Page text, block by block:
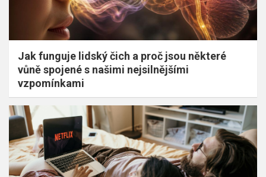
Jak funguje lidský čich a proč jsou některé
vůně spojené s našimi nejsilnějšími
vzpomínkami